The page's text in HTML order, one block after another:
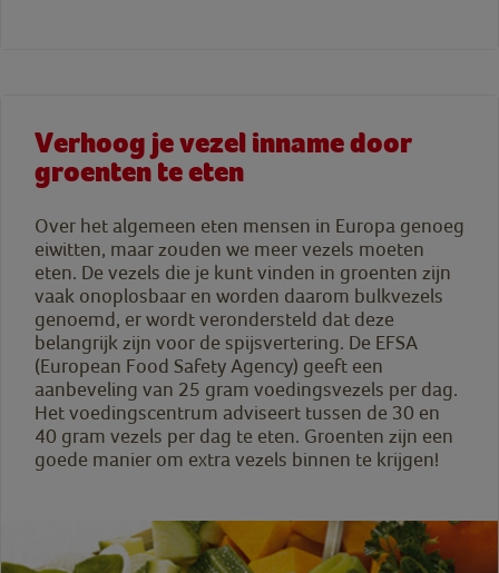
Verhoog je vezel inname door
groenten te eten
Over het algemeen eten mensen in Europa genoeg
eiwitten, maar zouden we meer vezels moeten
eten. De vezels die je kunt vinden in groenten zijn
vaak onoplosbaar en worden daarom bulkvezels
genoemd, er wordt verondersteld dat deze
belangrijk zijn voor de spijsvertering. De EFSA
(European Food Safety Agency) geeft een
aanbeveling van 25 gram voedingsvezels per dag.
Het voedingscentrum adviseert tussen de 30 en
40 gram vezels per dag te eten. Groenten zijn een
goede manier om extra vezels binnen te krijgen!